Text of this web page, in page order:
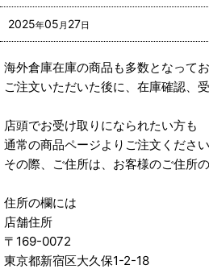
2025年05 月 27日
海外倉庫在庫の商品も多数となってお
ご注文いただいた後に、在庫確認、
店頭でお受け取りになられたい方も
通常の商品ページよりご注文ください
その際、ご住所は、お客様のご住所
住所の欄には
店舗住所
〒169-0072
東京都新宿区大久保1-2-18